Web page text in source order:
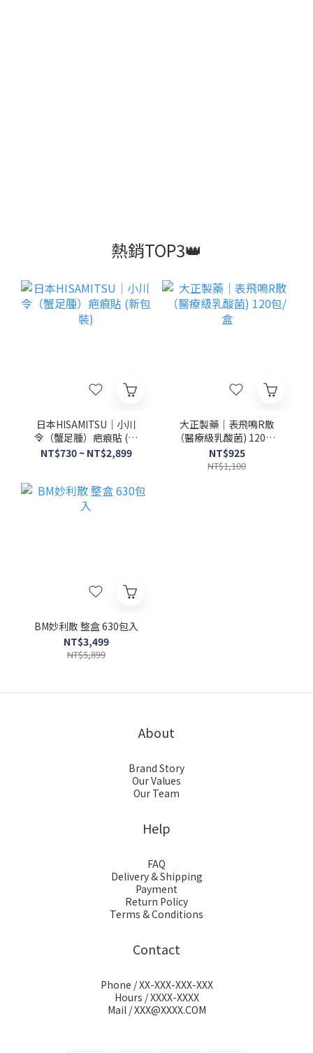
熱銷TOP3👑
日本HISAMITSU｜小川
令（蟹足腫）疤痕貼 (新
包裝)
NT$730 ~ NT$2,899
大正製藥｜表飛鳴R散
（醫療級乳酸菌) 120包/
盒
NT$925
NT$1,100
BM妙利散 整盒 630包入
NT$3,499
NT$5,899
About
Brand Story
Our Values
Our Team
Help
FAQ
Delivery & Shipping
Payment
Return Policy
Terms & Conditions
Contact
Phone / XX-XXX-XXX-XXX
Hours / XXXX-XXXX
Mail / XXX@XXXX.COM